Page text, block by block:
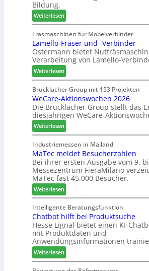
m
e
n
t
r
e
f
f
e
i
n
:
N
e
u
e
r
e
s
c
h
ä
t
s
f
ü
h
r
r
Bildung.
Weiterlesen:
A
u
s
z
e
c
h
n
u
n
e
n
f
ü
r
P
a
n
t
a
g
Fräsmaschinen für Möbelverbinder
Lamello-Fräser und -Verbinder
Ostermann bietet
Verarbeitung von Lamello-
Weiterlesen:
L
a
m
e
l
o
-
F
r
ä
s
r
u
n
d
-
V
e
r
Brucklacher Group mit 153 Projekten
WeCare-Aktionswochen 2026
Die Brucklacher Group stellt das
diesjährigen WeCare-
Weiterlesen:
W
e
C
a
r
e
-
A
k
t
i
o
n
s
w
Industriemessen in Mailand
MaTec meldet Besucherzahlen
Bei ihrer ersten Ausgabe vom 9.
Messezentrum FieraMilano
MaTec fast 45.000 Besucher.
Weiterlesen:
M
a
T
e
c
m
e
l
Intelligente Beratungsfunktion
Chatbot hilft bei Produktsuche
Hesse Lignal bietet einen KI-
mit Produktdaten und
Anwendungsinformationen
Weiterlesen:
C